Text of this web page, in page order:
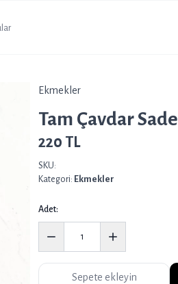
Ekmekler
Tam Çavdar Sade
220 TL
SKU:
Kategori: Ekmekler
Adet:
Sepete ekleyin